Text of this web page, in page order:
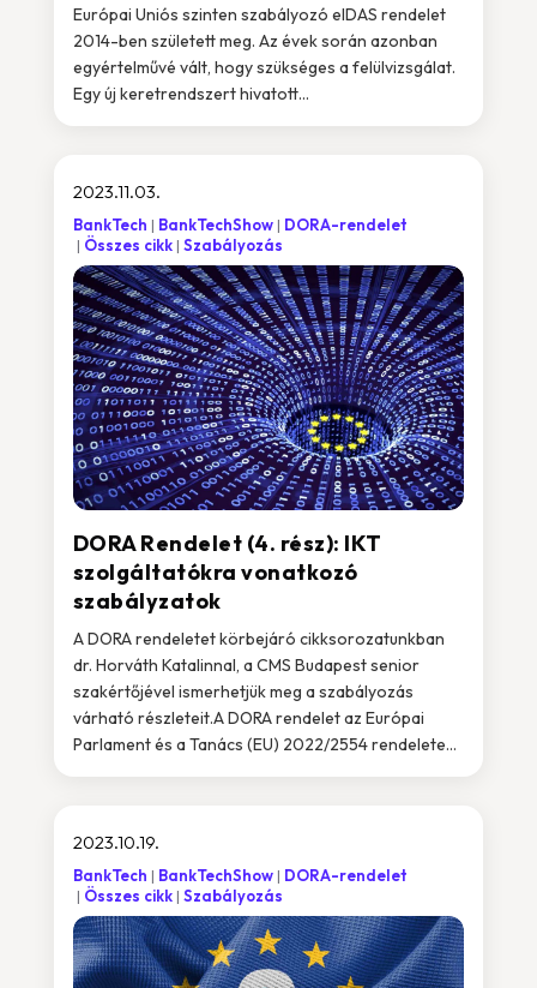
Európai Uniós szinten szabályozó eIDAS rendelet
2014-ben született meg. Az évek során azonban
egyértelművé vált, hogy szükséges a felülvizsgálat.
Egy új keretrendszert hivatott...
DORA Rendelet (4. rész): IKT
szolgáltatókra vonatkozó
szabályzatok
2023.11.03.
BankTech BankTechShow
DORA-rendelet
Összes cikk Szabályozás
A DORA rendeletet körbejáró cikksorozatunkban
dr. Horváth Katalinnal, a CMS Budapest senior
szakértőjével ismerhetjük meg a szabályozás
várható részleteit.A DORA rendelet az Európai
Parlament és a Tanács (EU) 2022/2554 rendelete...
2023.10.19.
BankTech BankTechShow
DORA-rendelet
Összes cikk Szabályozás